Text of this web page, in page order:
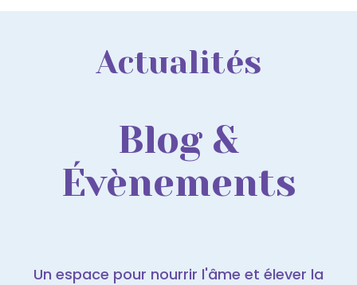
Actualités
Blog &
Évènements
Un espace pour nourrir l'âme et élever la